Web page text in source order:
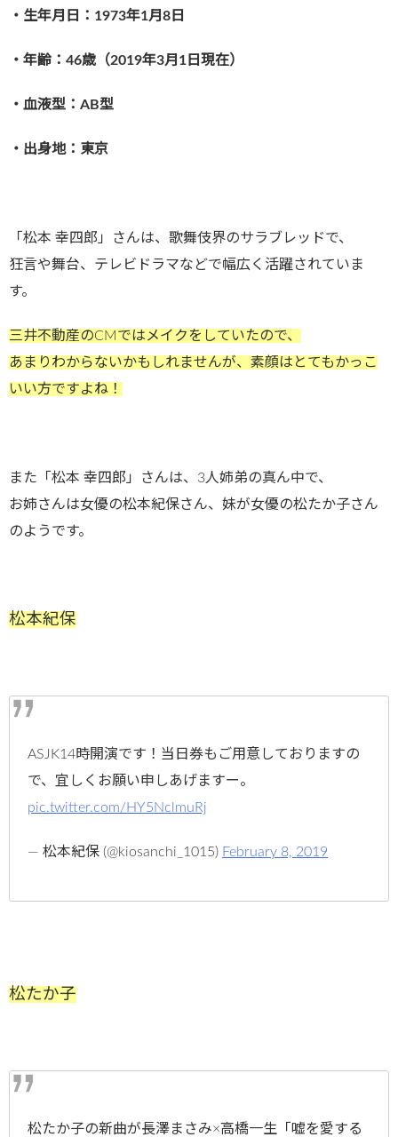
・生年月日：1973年1月8日
・年齢：46歳（2019年3月1日現在）
・血液型：AB型
・出身地：東京
「松本 幸四郎」さんは、歌舞伎界のサラブレッドで、
狂言や舞台、テレビドラマなどで幅広く活躍されていま
す。
三井不動産のCMではメイクをしていたので、
あまりわからないかもしれませんが、素顔はとてもかっこ
いい方ですよね！
また「松本 幸四郎」さんは、3人姉弟の真ん中で、
お姉さんは女優の松本紀保さん、妹が女優の松たか子さん
のようです。
松本紀保
ASJK14時開演です！当日券もご用意しておりますの
で、宜しくお願い申しあげますー。
pic.twitter.com/HY5NclmuRj
— 松本紀保 (@kiosanchi_1015) February 8, 2019
松たか子
松たか子の新曲が長澤まさみ×高橋一生「嘘を愛する